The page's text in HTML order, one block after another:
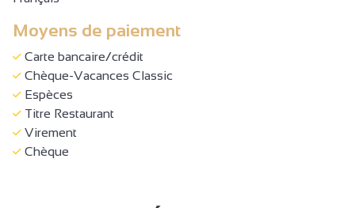
Moyens de paiement
Carte bancaire/crédit
Chèque-Vacances Classic
Espèces
Titre Restaurant
Virement
Chèque